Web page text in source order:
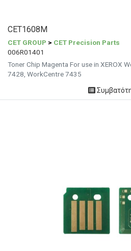
CET1608M
CET GROUP > CET Precision Parts
006R01401
Toner Chip Magenta For use in XEROX
7428, WorkCentre 7435